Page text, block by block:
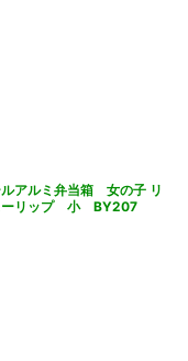
アルミ弁当箱 女の子 リ
ーリップ 小 BY207